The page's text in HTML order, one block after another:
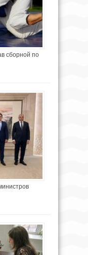
сборной по